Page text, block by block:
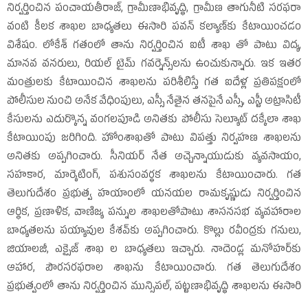
నిర్వర్తించిన పంచాయతీరాజ్‌, గ్రామీణాభివృద్ధి, గ్రామీణ తాగునీటి సరఫరా
వంటి కీలక శాఖల బాధ్యతలు ఈసారి పవన్‌ కల్యాణ్‌​కు కేటాయించడం
విశేషం. లోకేశ్‌ గతంలో తాను నిర్వర్తించిన ఐటీ శాఖ తో పాటు విద్య,
మానవ వనరులు, రియల్‌ టైమ్‌ గవర్నెన్స్‌​లను ఉంచుకున్నారు. ఇక ఇతర
మంత్రులకు కేటాయించిన శాఖలను పరిశీలిస్తే గత ఐదేళ్ల ప్రతిపక్షంలో
పోలీసుల నుంచి అనేక వేధింపులు, ఎస్సీ నేతైన తనపైనే ఎస్సీ, ఎస్టీ అట్రాసిటీ
కేసులను ఎదుర్కొన్న వంగలపూడి అనితకు పోలీసు సెల్యూట్‌ దక్కేలా శాఖ
కేటాయింపు జరిగింది. హోంశాఖతో పాటు విపత్తు నిర్వహణ శాఖలను
అనితకు అప్పగించారు. సీనియర్‌ నేత అచ్చెన్నాయుడుకు వ్యవసాయం,
సహకార, మార్కెటింగ్‌, పశుసంవర్ధక శాఖలను కేటాయించారు. గత
తెలుగుదేశం ప్రభుత్వ హయాంలో యనయల రామకృష్ణుడు నిర్వర్తించిన
ఆర్థిక, ప్రణాళిక, వాణిజ్య పన్నుల శాఖలతోపాటు శాసనసభ వ్యవహారాల
బాధ్యతలను పయ్యావుల కేశవ్‌కు అప్పగించారు. కొల్లు రవీంద్రకు గనులు,
జియాలజీ, ఎక్సైజ్‌ శాఖ ల బాధ్యతలు ఇచ్చారు. నాదెండ్ల మనోహర్‌​కు
ఆహార, పౌరసరఫరాల శాఖను కేటాయించారు. గత తెలుగుదేశం
ప్రభుత్వంలో తాను నిర్వర్తించిన మున్సిపల్‌, పట్టణాభివృద్ధి శాఖలను ఈసారి